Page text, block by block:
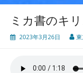
ミカ書のキ
2023年3月26日